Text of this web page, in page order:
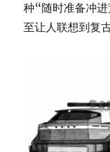
种“随时准备冲
至让人联想到复